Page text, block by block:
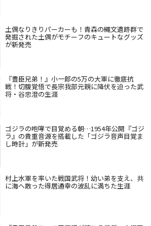
土偶なりきりパーカーも！青森の縄文遺跡群で
発掘された土偶がモチーフのキュートなグッズ
が新発売
『豊臣兄弟！』小一郎の5万の大軍に徹底抗
戦！切腹覚悟で長宗我部元親に降伏を迫った武
将・谷忠澄の生涯
ゴジラの咆哮で目覚める朝…1954年公開『ゴジ
ラ』の貴重音源を搭載した「ゴジラ音声目覚ま
し時計」が新発売
村上水軍を率いた戦国武将！幼い弟を支え、共
に海へ散った得居通幸の波乱に満ちた生涯